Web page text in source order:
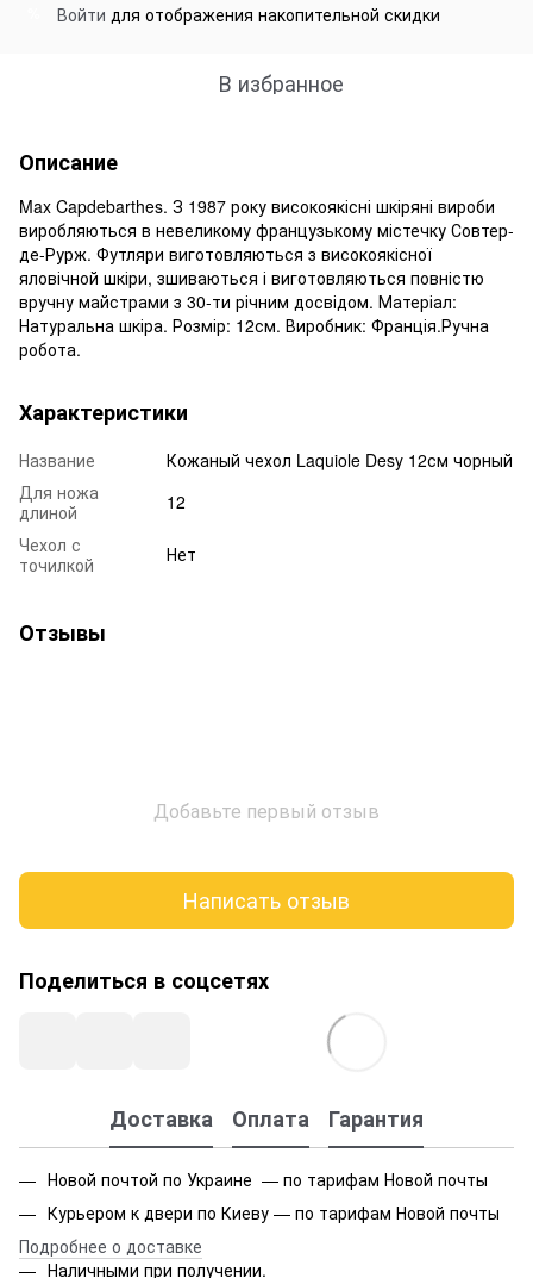
Войти для отображения накопительной скидки
В избранное
Описание
Max Capdebarthes. З 1987 року високоякісні шкіряні вироби
виробляються в невеликому французькому містечку Совтер-
де-Рурж. Футляри виготовляються з високоякісної
яловічной шкіри, зшиваються і виготовляються повністю
вручну майстрами з 30-ти річним досвідом. Матеріал:
Натуральна шкіра. Розмір: 12см. Виробник: Франція.Ручна
робота.
Характеристики
Название
Кожаный чехол Laquiole Desy 12см чорный
Для ножа
длиной
12
Чехол с
точилкой
Нет
Отзывы
Добавьте первый отзыв
Написать отзыв
Поделиться в соцсетях
Доставка Оплата Гарантия
Новой почтой по Украине — по тарифам Новой почты
Курьером к двери по Киеву — по тарифам Новой почты
Подробнее о доставке
Наличными при получении.